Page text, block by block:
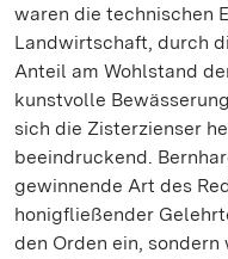
waren die technischen
Landwirtschaft, durch
Anteil am Wohlstand
kunstvolle
sich die Zisterzienser
beeindruckend.
gewinnende Art des
honigfließender
den Orden ein,